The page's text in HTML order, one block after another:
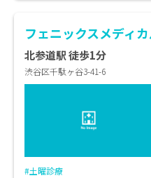
フェニックスメディ
北参道駅 徒歩1分
渋谷区千駄ヶ谷3-41-6
#土曜診療